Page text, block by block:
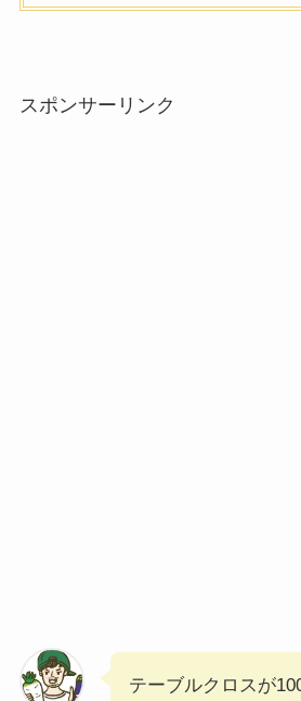
スポンサーリンク
テーブルクロスが